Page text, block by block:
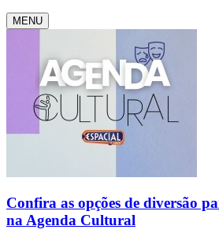
MENU
Confira as opções de diversão
na Agenda Cultural